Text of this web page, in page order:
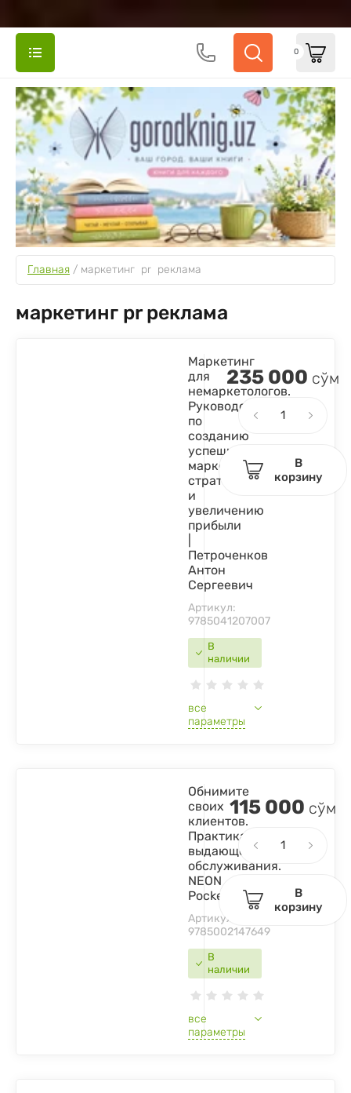
0
Главная / маркетинг  pr  реклама
маркетинг pr реклама
В
наличии
Маркетинг
для
немаркетологов.
Руководство
по
созданию
успешных
маркетинговых
стратегий
и
увеличению
прибыли
Петроченков
Антон
Сергеевич
Артикул:
9785041207007
все
параметры
235 000 сўм
В
корзину
В
наличии
Обнимите
своих
клиентов.
Практика
выдающегося
обслуживания.
NEON
Pocketbooks
Артикул:
9785002147649
все
параметры
115 000 сўм
В
корзину